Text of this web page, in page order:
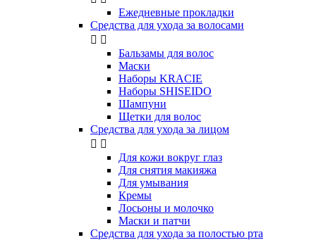
Ежедневные прокладки
Средства для ухода за волосами
 
Бальзамы для волос
Маски
Наборы KRACIE
Наборы SHISEIDO
Шампуни
Щетки для волос
Средства для ухода за лицом
 
Для кожи вокруг глаз
Для снятия макияжа
Для умывания
Кремы
Лосьоны и молочко
Маски и патчи
Средства для ухода за полостью рта